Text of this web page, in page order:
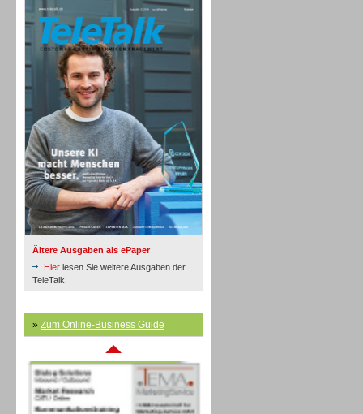
Ältere Ausgaben als ePaper
Hier lesen Sie weitere Ausgaben der
TeleTalk.
» Zum Online-Business Guide
Inbound
Inbound